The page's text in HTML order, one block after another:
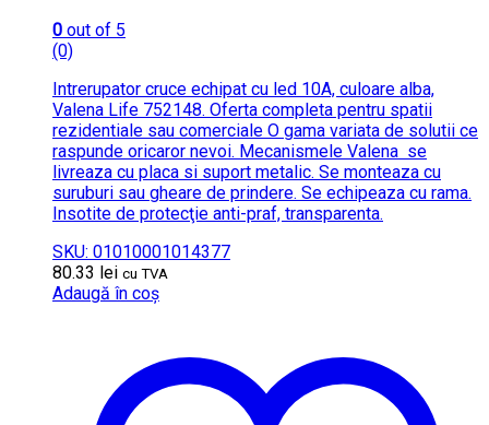
0 out of 5
(0)
Intrerupator cruce echipat cu led 10A, culoare alba,
Valena Life 752148. Oferta completa pentru spatii
rezidentiale sau comerciale O gama variata de solutii ce
raspunde oricaror nevoi. Mecanismele Valena se
livreaza cu placa si suport metalic. Se monteaza cu
suruburi sau gheare de prindere. Se echipeaza cu rama.
Insotite de protecţie anti-praf, transparenta.
SKU: 01010001014377
80.33 lei cu TVA
Adaugă în coș